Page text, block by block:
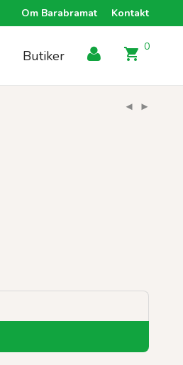
Om Barabramat Kontakt
Butiker
0